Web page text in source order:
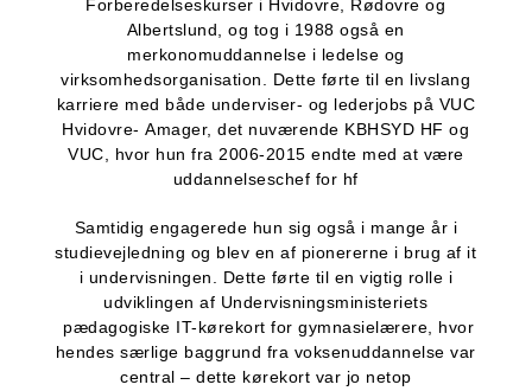
Forberedelseskurser i Hvidovre, Rødovre og
Albertslund, og tog i 1988 også en
merkonomuddannelse i ledelse og
virksomhedsorganisation. Dette førte til en livslang
karriere med både underviser- og lederjobs på VUC
Hvidovre- Amager, det nuværende KBHSYD HF og
VUC, hvor hun fra 2006-2015 endte med at være
uddannelseschef for hf
Samtidig engagerede hun sig også i mange år i
studievejledning og blev en af pionererne i brug af it
i undervisningen. Dette førte til en vigtig rolle i
udviklingen af Undervisningsministeriets
pædagogiske IT-kørekort for gymnasielærere, hvor
hendes særlige baggrund fra voksenuddannelse var
central – dette kørekort var jo netop